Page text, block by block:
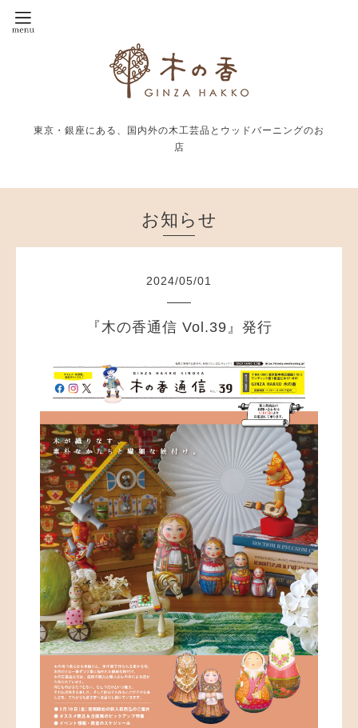
東京・銀座にある、国内外の木工芸品とウッドバーニングのお
店
お知らせ
2024/05/01
『木の香通信 Vol.39』発行